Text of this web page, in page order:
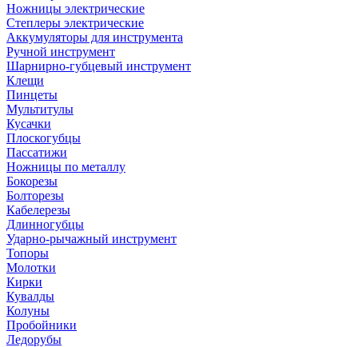
Ножницы электрические
Степлеры электрические
Аккумуляторы для инструмента
Ручной инструмент
Шарнирно-губцевый инструмент
Клещи
Пинцеты
Мультитулы
Кусачки
Плоскогубцы
Пассатижи
Ножницы по металлу
Бокорезы
Болторезы
Кабелерезы
Длинногубцы
Ударно-рычажный инструмент
Топоры
Молотки
Кирки
Кувалды
Колуны
Пробойники
Ледорубы